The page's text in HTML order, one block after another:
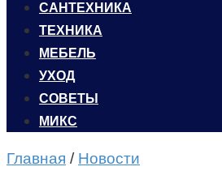
САНТЕХНИКА
ТЕХНИКА
МЕБЕЛЬ
УХОД
CОВЕТЫ
МИКС
Главная / Новости